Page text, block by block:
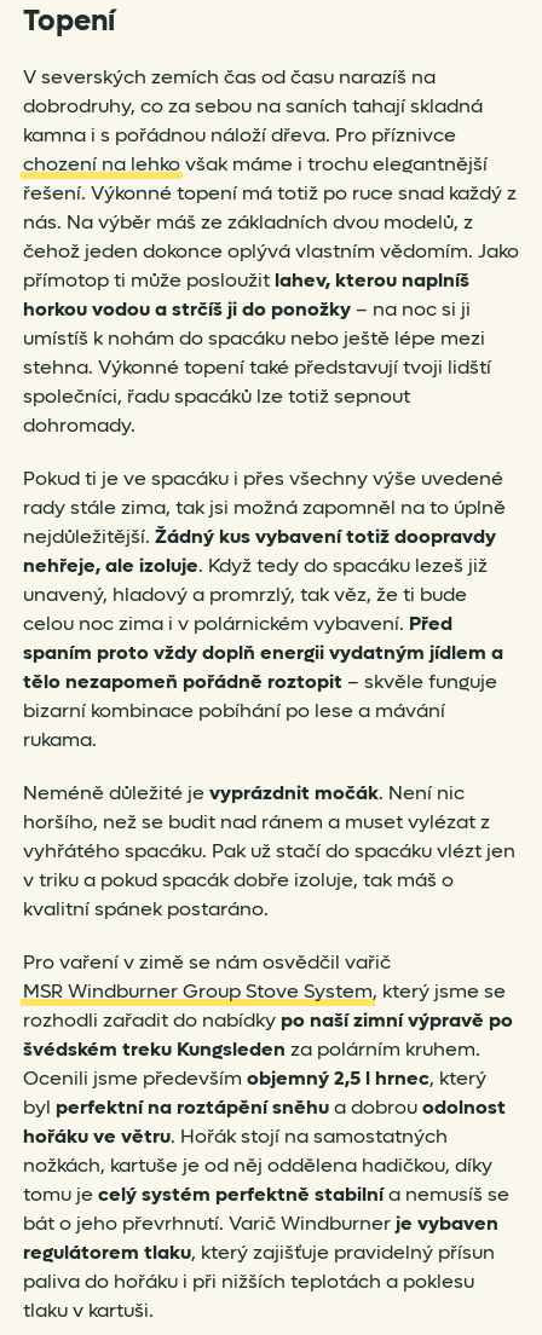
Topení
V severských zemích čas od času narazíš na
dobrodruhy, co za sebou na saních tahají skladná
kamna i s pořádnou náloží dřeva. Pro příznivce
chození na lehkovšak máme i trochu elegantnější
řešení. Výkonné topení má totiž po ruce snad každý z
nás. Na výběr máš ze základních dvou modelů, z
čehož jeden dokonce oplývá vlastním vědomím. Jako
přímotop ti může posloužit lahev, kterou naplníš
horkou vodou a strčíš ji do ponožky– na noc si ji
umístíš k nohám do spacáku nebo ještě lépe mezi
stehna. Výkonné topení také představují tvoji lidští
společníci, řadu spacáků lze totiž sepnout
dohromady.
Pokud ti je ve spacáku i přes všechny výše uvedené
rady stále zima, tak jsi možná zapomněl na to úplně
nejdůležitější. Žádný kus vybavení totiž doopravdy
nehřeje, ale izoluje. Když tedy do spacáku lezeš již
unavený, hladový a promrzlý, tak věz, že ti bude
celou noc zima i v polárnickém vybavení. Před
spaním proto vždy doplň energii vydatným jídlem a
tělo nezapomeň pořádně roztopit – skvěle funguje
bizarní kombinace pobíhání po lese a mávání
rukama.
Neméně důležité jevyprázdnit močák. Není nic
horšího, než se budit nad ránem a muset vylézat z
vyhřátého spacáku. Pak už stačí do spacáku vlézt jen
v triku a pokud spacák dobře izoluje, tak máš o
kvalitní spánek postaráno.
Pro vaření v zimě se nám osvědčil vařič
MSR Windburner Group Stove System, který jsme se
rozhodli zařadit do nabídky po naší zimní výpravě po
švédském treku Kungsleden za polárním kruhem.
Ocenili jsme především objemný 2,5 l hrnec, který
byl perfektní na roztápění sněhua dobrouodolnost
hořáku ve větru. Hořák stojí na samostatných
nožkách, kartuše je od něj oddělena hadičkou, díky
tomu jecelý systém perfektně stabilnía nemusíš se
bát o jeho převrhnutí. Varič Windburnerje vybaven
regulátorem tlaku, který zajišťuje pravidelný přísun
paliva do hořáku i při nižších teplotách a poklesu
tlaku v kartuši.